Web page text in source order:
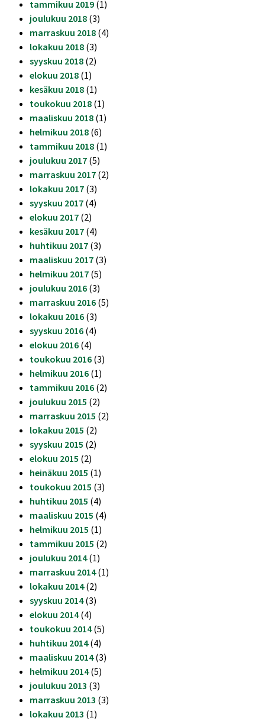
tammikuu 2019 (1)
joulukuu 2018 (3)
marraskuu 2018 (4)
lokakuu 2018 (3)
syyskuu 2018 (2)
elokuu 2018 (1)
kesäkuu 2018 (1)
toukokuu 2018 (1)
maaliskuu 2018 (1)
helmikuu 2018 (6)
tammikuu 2018 (1)
joulukuu 2017 (5)
marraskuu 2017 (2)
lokakuu 2017 (3)
syyskuu 2017 (4)
elokuu 2017 (2)
kesäkuu 2017 (4)
huhtikuu 2017 (3)
maaliskuu 2017 (3)
helmikuu 2017 (5)
joulukuu 2016 (3)
marraskuu 2016 (5)
lokakuu 2016 (3)
syyskuu 2016 (4)
elokuu 2016 (4)
toukokuu 2016 (3)
helmikuu 2016 (1)
tammikuu 2016 (2)
joulukuu 2015 (2)
marraskuu 2015 (2)
lokakuu 2015 (2)
syyskuu 2015 (2)
elokuu 2015 (2)
heinäkuu 2015 (1)
toukokuu 2015 (3)
huhtikuu 2015 (4)
maaliskuu 2015 (4)
helmikuu 2015 (1)
tammikuu 2015 (2)
joulukuu 2014(1)
marraskuu 2014(1)
lokakuu 2014(2)
syyskuu 2014(3)
elokuu 2014(4)
toukokuu 2014(5)
huhtikuu 2014(4)
maaliskuu 2014(3)
helmikuu 2014(5)
joulukuu 2013 (3)
marraskuu 2013 (3)
lokakuu 2013 (1)